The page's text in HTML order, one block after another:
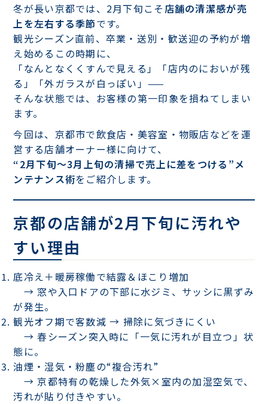
冬が長い京都では、2月下旬こそ店舗の清潔感が売
上を左右する季節です。
観光シーズン直前、卒業・送別・歓送迎の予約が増
え始めるこの時期に、
「なんとなくくすんで見える」「店内のにおいが残
る」「外ガラスが白っぽい」——
そんな状態では、お客様の第一印象を損ねてしまい
ます。
今回は、京都市で飲食店・美容室・物販店などを運
営する店舗オーナー様に向けて、
“2月下旬〜3月上旬の清掃で売上に差をつける”メ
ンテナンス術をご紹介します。
京都の店舗が2月下旬に汚れや
すい理由
底冷え＋暖房稼働で結露＆ほこり増加
→ 窓や入口ドアの下部に水ジミ、サッシに黒ずみ
が発生。
観光オフ期で客数減 → 掃除に気づきにくい
→ 春シーズン突入時に「一気に汚れが目立つ」状
態に。
油煙・湿気・粉塵の“複合汚れ”
→ 京都特有の乾燥した外気×室内の加湿空気で、
汚れが貼り付きやすい。